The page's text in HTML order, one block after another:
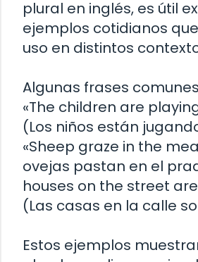
plural en inglés, es útil
ejemplos cotidianos
uso en distintos
Algunas frases
«The children are
(Los niños están
«Sheep graze in the
ovejas pastan en el
houses on the street
(Las casas en la calle
Estos ejemplos